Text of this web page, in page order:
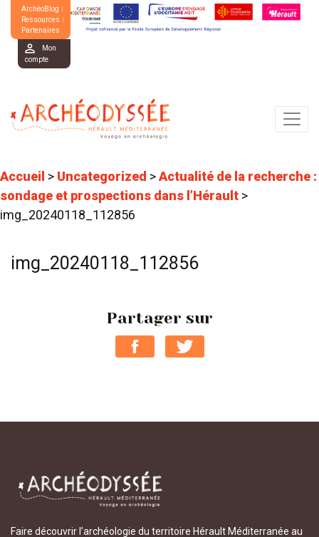
ArchéoBlog
Ressources
Partenaires
Mon
compte
Accueil > Uncategorized >Actualité de la recherche :
sondage et prospections dans l’Hérault >
img_20240118_112856
img_20240118_112856
Partager sur
Faire découvrir l’archéologie du territoire Hérault Méditerranée au